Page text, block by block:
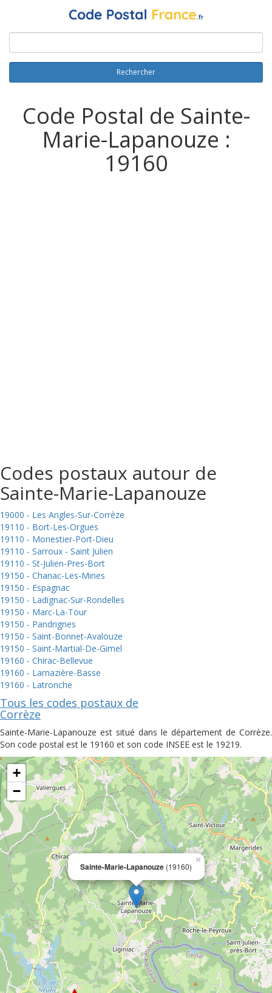
Rechercher
Code Postal de Sainte-
Marie-Lapanouze :
19160
Codes postaux autour de
Sainte-Marie-Lapanouze
19000 - Les Angles-Sur-Corrèze
19110 - Bort-Les-Orgues
19110 - Monestier-Port-Dieu
19110 - Sarroux - Saint Julien
19110 - St-Julien-Pres-Bort
19150 - Chanac-Les-Mines
19150 - Espagnac
19150 - Ladignac-Sur-Rondelles
19150 - Marc-La-Tour
19150 - Pandrignes
19150 - Saint-Bonnet-Avalouze
19150 - Saint-Martial-De-Gimel
19160 - Chirac-Bellevue
19160 - Lamazière-Basse
19160 - Latronche
Tous les codes postaux de
Corrèze
Sainte-Marie-Lapanouze est situé dans le département de Corrèze.
Son code postal est le 19160 et son code INSEE est le 19219.
Sainte-Marie-Lapanouze (19160)
×
+
−